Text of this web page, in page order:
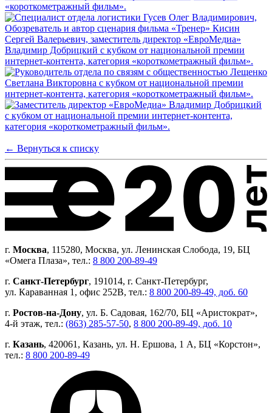
← Вернуться к списку
г. Москва, 115280, Москва, ул. Ленинская Слобода, 19, БЦ
«Омега Плаза», тел.: 8 800 200-89-49
г. Санкт-Петербург, 191014, г. Санкт-Петербург,
ул. Караванная 1, офис 252В, тел.: 8 800 200-89-49, доб. 60
г. Ростов-на-Дону, ул. Б. Садовая, 162/70, БЦ «Аристократ»,
4-й этаж, тел.: (863) 285-57-50, 8 800 200-89-49, доб. 10
г. Казань, 420061, Казань, ул. Н. Ершова, 1 А, БЦ «Корстон»,
тел.: 8 800 200-89-49